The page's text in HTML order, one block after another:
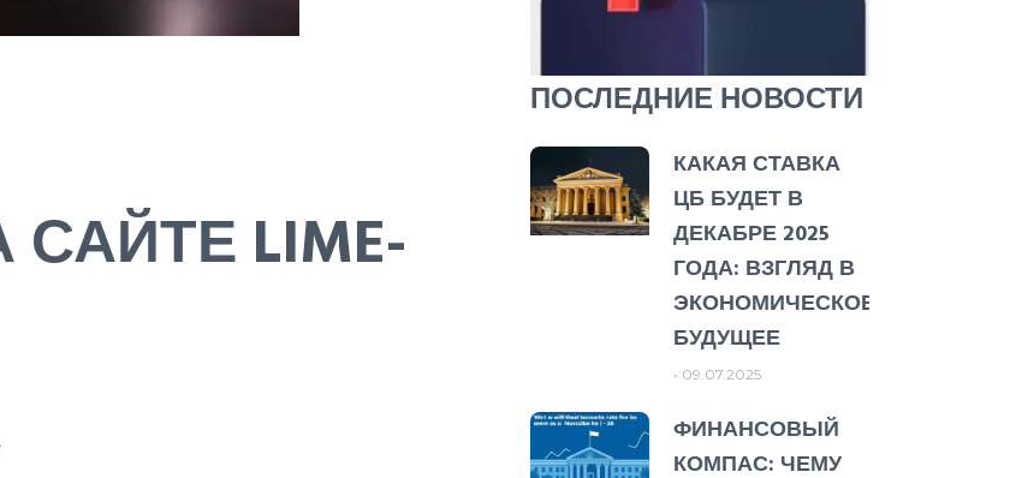
LIME-
ПОСЛЕДНИЕ НОВОСТИ
КАКАЯ СТАВКА
ЦБ БУДЕТ В
ДЕКАБРЕ 2025
ГОДА: ВЗГЛЯД В
ЭКОНОМИЧЕСКОЕ
БУДУЩЕЕ
09.07.2025
ФИНАНСОВЫЙ
КОМПАС: ЧЕМУ